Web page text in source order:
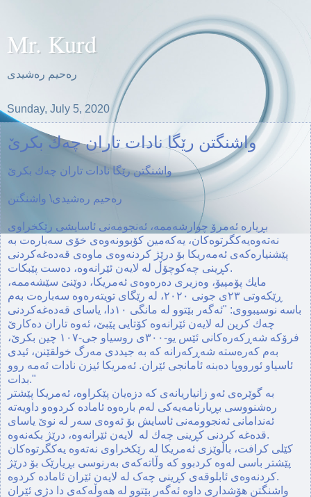
Mr. Kurd
ره‌حیم ره‌شیدی
Sunday, July 5, 2020
واشنگتن رێگا نادات تاران چه‌ك بكرێ
واشنگتن رێگا نادات تاران چه‌ك بكرێ
ره‌حیم ره‌شیدی\ واشنگتن
بڕیاره‌ ئه‌مرۆ چوارشەممە، ئەنجومەنی ئاسایشی رێكخراوی
نه‌ته‌وه‌یه‌كگرتوه‌كان، یەکەمین كۆبوونه‌وه‌ی خۆی سەبارەت بە
پێشنیارەکەی ئەمەریکا بۆ درێژ کردنەوەی ماوه‌ی قەدەغەکردنی
كڕینی چه‌كوچۆڵ له‌ لایه‌ن ئێرانه‌وه،‌ دەست پێبكات.
مایك پۆمپیۆ، وه‌زیری ده‌ره‌وه‌ی ئه‌مریكا، دوێنێ سێشه‌ممه‌،
ڕێكه‌وتی ٢٣ی جونی ٢٠٢٠، له‌ رێگای تویته‌ره‌وه‌ سه‌باره‌ت به‌م
باسه‌ نوسیبووی: "ئه‌گه‌ر بێتوو له‌ مانگی ١٠دا، یاسای قه‌ده‌غه‌كردنی
چه‌ك كرین له لایه‌ن ئێرانه‌وه‌ كۆتایی پێبێ، ئه‌وه‌ تاران ده‌كارێ
فرۆكه‌ شه‌ڕكه‌ره‌كانی ئێس یو-٣٠٠ی روسیاو جی-١٠٧ چین بكرێ،
به‌م كه‌ره‌سته‌ شه‌ڕكه‌رانه‌ كه‌ به‌ جیددی مه‌رگ خولقێنن، ئیدی
ئاسیاو ‌ئورووپا ده‌بنه‌ ئامانجی ئێران. ئه‌مریكا ئیزن نادات ئه‌مه‌ روو
بدات."
به‌ گوێره‌ی ئه‌و زانیاریانه‌ی كه‌ دزه‌یان پێكراوه‌، ئه‌مریكا پێشتر
ره‌شنووسی بڕیارنامه‌یه‌كی له‌م باره‌وه‌ ئاماده‌ كردوه‌و داویه‌ته‌
ئه‌ندامانی ئه‌نجوومه‌نی ئاسایش بۆ ئه‌وه‌ی سه‌ر له‌ نوێ یاسای
قده‌غه‌ كردنی كڕینی چه‌ك له‌ لایه‌ن ئێرانه‌وه‌، درێژ بكه‌نه‌وه‌.
کێلی کرافت، باڵوێزی ئه‌مریكا له‌ رێكخراوی نه‌ته‌وه‌ ‌یه‌كگرتوه‌كان
پێشتر باسی له‌وه‌ كردبوو كه‌ وڵاته‌كه‌ی بەرنوسی بڕیارێک بۆ درێژ
کردنەوەی ئابلوقەی كڕینی چەک له‌ لایه‌ن ئێران ئاماده‌ كردوه‌.
واشنگتن هۆشداری داوه‌ ئه‌گه‌ر بێتوو له هەوڵه‌كه‌ی دا دژی ئێران